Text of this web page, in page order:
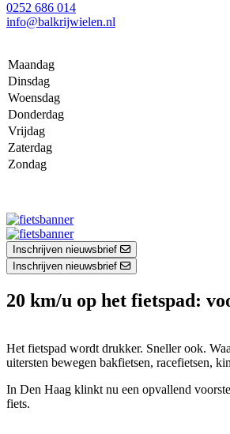
0252 686 014
info@balkrijwielen.nl
Maandag
Dinsdag
Woensdag
Donderdag
Vrijdag
Zaterdag
Zondag
Inschrijven nieuwsbrief
Inschrijven nieuwsbrief
20 km/u op het fietspad:
Het fietspad wordt drukker. Sneller ook.
uitersten bewegen bakfietsen, racefietsen,
In Den Haag klinkt nu een opvallend
fiets.